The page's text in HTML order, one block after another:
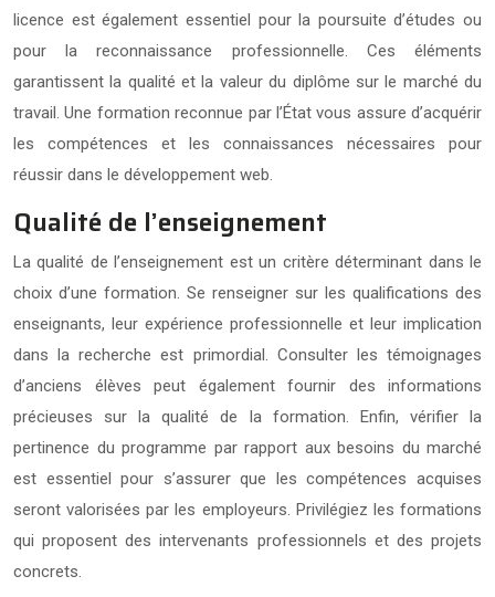
licence est également essentiel pour la poursuite d’études ou
pour la reconnaissance professionnelle. Ces éléments
garantissent la qualité et la valeur du diplôme sur le marché du
travail. Une formation reconnue par l’État vous assure d’acquérir
les compétences et les connaissances nécessaires pour
réussir dans le développement web.
Qualité de l’enseignement
La qualité de l’enseignement est un critère déterminant dans le
choix d’une formation. Se renseigner sur les qualifications des
enseignants, leur expérience professionnelle et leur implication
dans la recherche est primordial. Consulter les témoignages
d’anciens élèves peut également fournir des informations
précieuses sur la qualité de la formation. Enfin, vérifier la
pertinence du programme par rapport aux besoins du marché
est essentiel pour s’assurer que les compétences acquises
seront valorisées par les employeurs. Privilégiez les formations
qui proposent des intervenants professionnels et des projets
concrets.